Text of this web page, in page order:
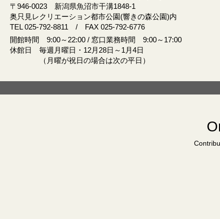
〒946‐0023 新潟県魚沼市干溝1848‐1
奥只見レクリエーション都市公園(響きの森公園)内
TEL 025-792-8811 / FAX 025-792-6776
開館時間 9:00～22:00 / 窓口業務時間 9:00～17:00
休館日 毎週月曜日・12月28日～1月4日
（月曜が祝日の場合は次の平日）